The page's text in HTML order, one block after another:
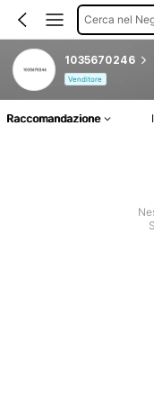
Cerca nel
1035670246
Venditore
Raccomandazione